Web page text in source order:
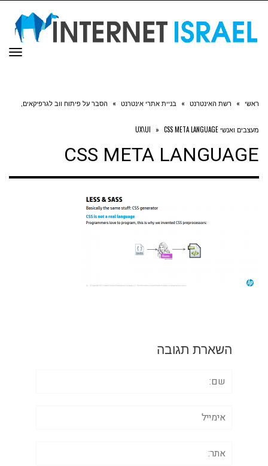
ראשי » רשת האינטרנט » בניית אתרי אינטרנט » הסבר על פיתוח ווב לגרפיקאים,
מעצבים ואנשי UX\UI » CSS META LANGUAGE
CSS META LANGUAGE
השארת תגובה